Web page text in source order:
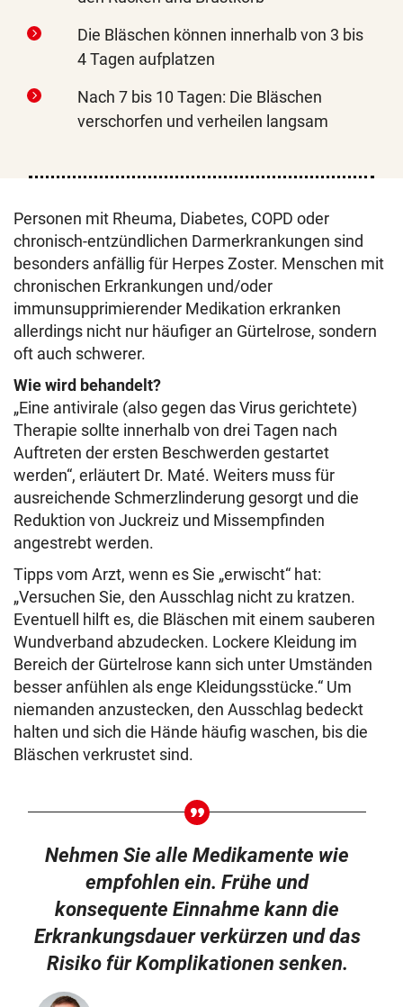
Die Bläschen können innerhalb von 3 bis
4 Tagen aufplatzen
Nach 7 bis 10 Tagen: Die Bläschen
verschorfen und verheilen langsam
Personen mit Rheuma, Diabetes, COPD oder
chronisch-entzündlichen Darmerkrankungen sind
besonders anfällig für Herpes Zoster. Menschen mit
chronischen Erkrankungen und/oder
immunsupprimierender Medikation erkranken
allerdings nicht nur häufiger an Gürtelrose, sondern
oft auch schwerer.
Wie wird behandelt?
„Eine antivirale (also gegen das Virus gerichtete)
Therapie sollte innerhalb von drei Tagen nach
Auftreten der ersten Beschwerden gestartet
werden“, erläutert Dr. Maté. Weiters muss für
ausreichende Schmerzlinderung gesorgt und die
Reduktion von Juckreiz und Missempfinden
angestrebt werden.
Tipps vom Arzt, wenn es Sie „erwischt“ hat:
„Versuchen Sie, den Ausschlag nicht zu kratzen.
Eventuell hilft es, die Bläschen mit einem sauberen
Wundverband abzudecken. Lockere Kleidung im
Bereich der Gürtelrose kann sich unter Umständen
besser anfühlen als enge Kleidungsstücke.“ Um
niemanden anzustecken, den Ausschlag bedeckt
halten und sich die Hände häufig waschen, bis die
Bläschen verkrustet sind.
Nehmen Sie alle Medikamente wie
empfohlen ein. Frühe und
konsequente Einnahme kann die
Erkrankungsdauer verkürzen und das
Risiko für Komplikationen senken.